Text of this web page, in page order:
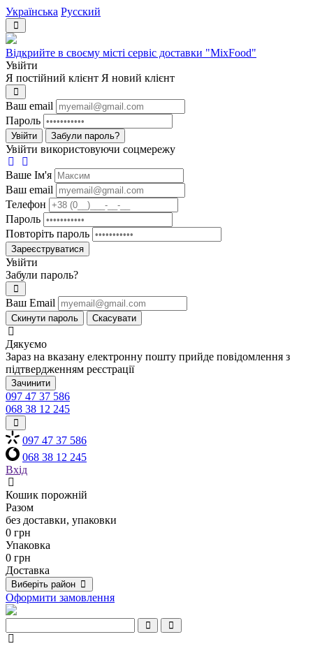
Українська Русский
Відкрийте в своєму місті сервіс доставки "MixFood"
Увійти
Я постійний клієнт Я новий клієнт
Ваш email
Пароль
Увійти Забули пароль?
Увійти використовуючи соцмережу
Ваше Iм'я
Ваш email
Телефон
Пароль
Повторіть пароль
Зареєструватися
Увійти
Забули пароль?
Ваш Email
Скинути пароль Скасувати
Дякуємо
Зараз на вказану електронну пошту прийде повідомлення з
підтвердженням реєстрації
Зачинити
097 47 37 586
068 38 12 245
097 47 37 586
068 38 12 245
Вхід
Кошик порожній
Разом
без доставки, упаковки
0 грн
Упаковка
0 грн
Доставка
Виберіть район
Оформити замовлення